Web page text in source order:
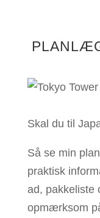
Skal du til
Så se min
praktisk
ad, pakkeliste
opmærksom